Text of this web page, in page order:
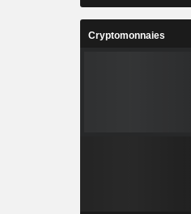
Cryptomonnaies